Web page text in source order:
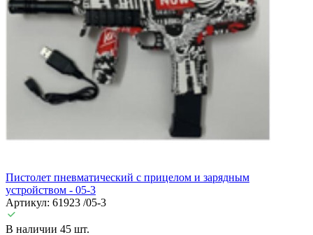
Пистолет пневматический с прицелом и зарядным
устройством - 05-3
Артикул: 61923 /05-3
В наличии 45 шт.